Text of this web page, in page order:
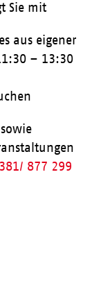
Sie mit
aus eigener
– 13:30
877 299